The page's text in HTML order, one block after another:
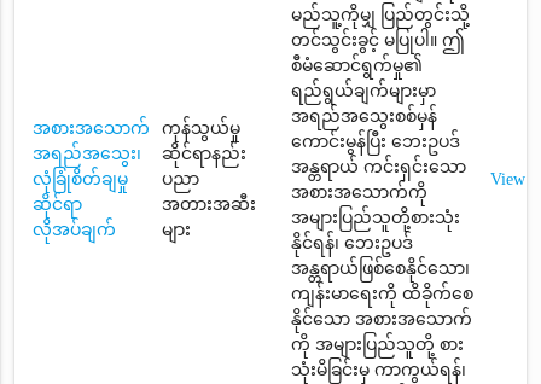
အစားအသောက်
အရည်အသွေး၊
လုံခြုံစိတ်ချမှု
ဆိုင်ရာ
လိုအပ်ချက်
ကုန်သွယ်မှု
ဆိုင်ရာနည်း
ပညာ
အတားအဆီး
များ
မည်သူ့ကိုမျှ ပြည်တွင်းသို့
တင်သွင်းခွင့် မပြုပါ။ ဤ
စီမံဆောင်ရွက်မှု၏
ရည်ရွယ်ချက်များမှာ
အရည်အသွေးစစ်မှန်
ကောင်းမွန်ပြီး ဘေးဥပဒ်
အန္တရာယ် ကင်းရှင်းသော
အစားအသောက်ကို
အများပြည်သူတို့စားသုံး
နိုင်ရန်၊ ဘေးဥပဒ်
အန္တရာယ်ဖြစ်စေနိုင်သော၊
ကျန်းမာရေးကို ထိခိုက်စေ
နိုင်သော အစားအသောက်
ကို အများပြည်သူတို့ စား
သုံးမိခြင်းမှ ကာကွယ်ရန်၊
View